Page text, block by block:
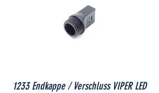
1233 Endkappe / Verschluss VIPER LED